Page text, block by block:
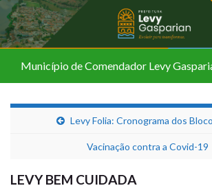
Município de Comendador Levy
Levy Folia: Cronograma dos
Vacinação contra a Covid-19
LEVY BEM CUIDADA